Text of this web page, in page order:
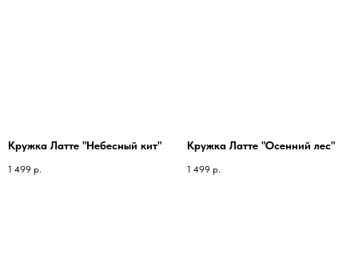
Кружка Латте "Небесный кит"
1 499 р.
Кружка Латте "Осенний лес"
1 499 р.